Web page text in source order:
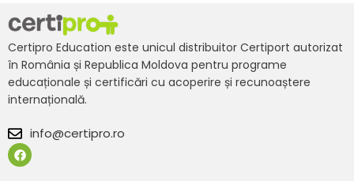
Certipro Education este unicul distribuitor Certiport autorizat
în România și Republica Moldova pentru programe
educaționale și certificări cu acoperire și recunoaștere
internațională.
info@certipro.ro